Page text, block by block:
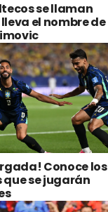
se llaman
el nombre de
Conoce los
se jugarán